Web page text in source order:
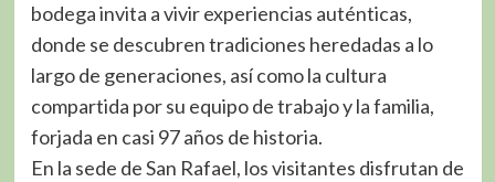
bodega invita a vivir experiencias auténticas,
donde se descubren tradiciones heredadas a lo
largo de generaciones, así como la cultura
compartida por su equipo de trabajo y la familia,
forjada en casi 97 años de historia.
En la sede de San Rafael, los visitantes disfrutan de